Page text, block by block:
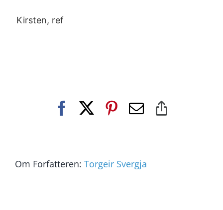
Kirsten, ref
Facebook Pinterest
E-
Om Forfatteren: Torgeir Svergja